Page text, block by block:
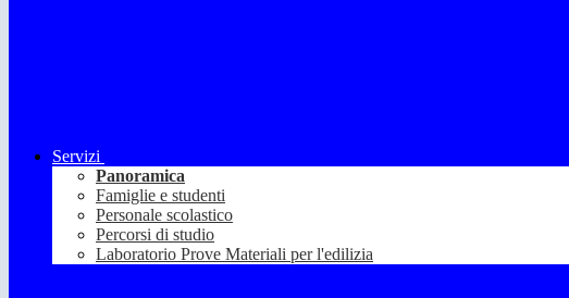
Servizi
Panoramica
Famiglie e studenti
Personale scolastico
Percorsi di studio
Laboratorio Prove Materiali per l'edilizia